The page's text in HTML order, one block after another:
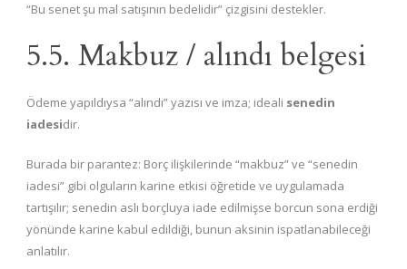
“Bu senet şu mal satışının bedelidir” çizgisini destekler.
5.5. Makbuz / alındı belgesi
Ödeme yapıldıysa “alındı” yazısı ve imza; ideali senedin
iadesidir.
Burada bir parantez: Borç ilişkilerinde “makbuz” ve “senedin
iadesi” gibi olguların karine etkisi öğretide ve uygulamada
tartışılır; senedin aslı borçluya iade edilmişse borcun sona erdiği
yönünde karine kabul edildiği, bunun aksinin ispatlanabileceği
anlatılır.